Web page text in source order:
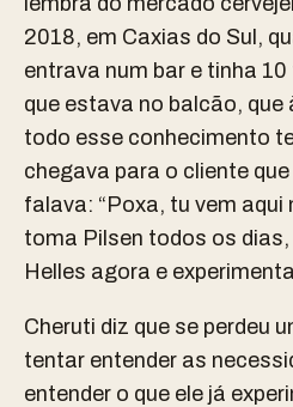
2018, em Caxias do Sul,
entrava num bar e tinha
que estava no balcão, que
todo esse conhecimento
chegava para o cliente
falava: “Poxa, tu vem aqui
toma Pilsen todos os
Helles agora e
Cheruti diz que se perdeu
tentar entender as
entender o que ele já